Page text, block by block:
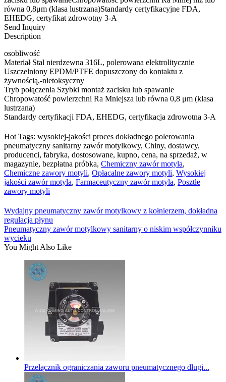
równa 0,8μm (klasa lustrzana)Standardy certyfikacyjne FDA,
EHEDG, certyfikat zdrowotny 3-A
Send Inquiry
Description
osobliwość
Materiał Stal nierdzewna 316L, polerowana elektrolitycznie
Uszczelniony EPDM/PTFE dopuszczony do kontaktu z
żywnością,-nietoksyczny
Tryb połączenia Szybki montaż zacisku lub spawanie
Chropowatość powierzchni Ra Mniejsza lub równa 0,8 μm (klasa
lustrzana)
Standardy certyfikacji FDA, EHEDG, certyfikacja zdrowotna 3-A
Hot Tags: wysokiej-jakości proces dokładnego polerowania
pneumatyczny sanitarny zawór motylkowy, Chiny, dostawcy,
producenci, fabryka, dostosowane, kupno, cena, na sprzedaż, w
magazynie, bezpłatna próbka, Chemiczny zawór motyla,
Chemiczne zawory motyli, Opłacalne zawory motyli, Wysokiej
jakości zawór motyla, Farmaceutyczny zawór motyla, Posztłe
zawory motyli
Wydajny pneumatyczny zawór motylkowy z kołnierzem, dokładna
regulacja płynu
Pneumatyczny zawór motylkowy sanitarny o niskim współczynniku
wycieku
You Might Also Like
Przełącznik ograniczania zaworu pneumatycznego długi...